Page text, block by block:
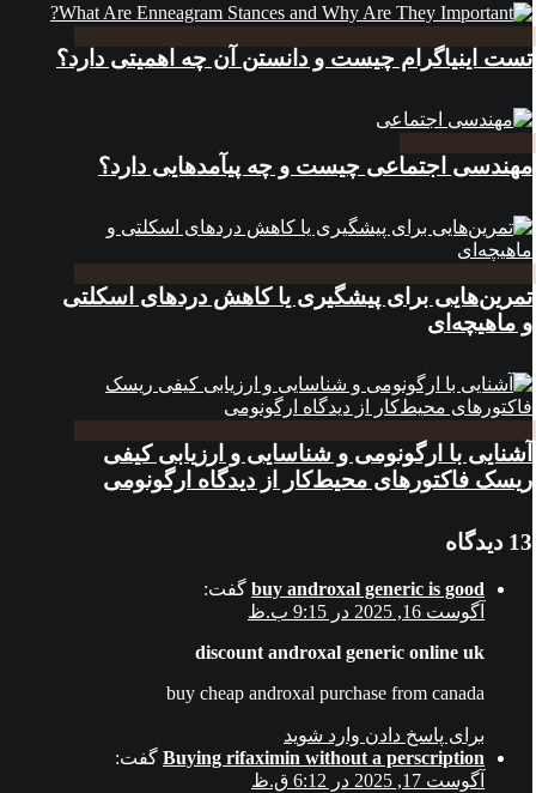
تست اینیاگرام چیست و دانستن آن چه اهمیتی دارد؟
مهندسی اجتماعی چیست و چه پیآمدهایی دارد؟
تمرین‌هایی برای پیشگیری یا کاهش دردهای اسکلتی
و ماهیچه‌ای
آشنایی با ارگونومی و شناسایی و ارزیابی کیفی
ریسک فاکتورهای محیط‌کار از دیدگاه ارگونومی
13 دیدگاه
buy androxal generic is good گفت:
آگوست 16, 2025 در 9:15 ب.ظ
discount androxal generic online uk
buy cheap androxal purchase from canada
برای پاسخ دادن وارد شوید
Buying rifaximin without a perscription گفت:
آگوست 17, 2025 در 6:12 ق.ظ